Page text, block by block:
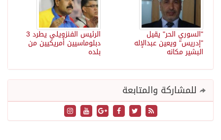
الرئيس الفنزويلي يطرد 3
دبلوماسيين أمريكيين من
بلده
"السوري الحر" يقيل
"إدريس" ويعين عبدالإله
البشير مكانه
للمشاركة والمتابعة